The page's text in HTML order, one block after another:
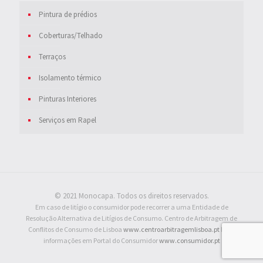
Pintura de prédios
Coberturas/Telhado
Terraços
Isolamento térmico
Pinturas Interiores
Serviços em Rapel
© 2021 Monocapa. Todos os direitos reservados.
Em caso de litígio o consumidor pode recorrer a uma Entidade de
Resolução Alternativa de Litígios de Consumo. Centro de Arbitragem de
Conflitos de Consumo de Lisboa www.centroarbitragemlisboa.pt Mais
informações em Portal do Consumidorwww.consumidor.pt